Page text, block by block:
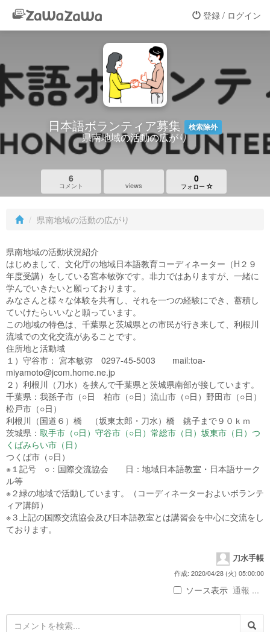
登録 / ログイン
日本語ボランティア募集 検索除外
県南地域の活動の広がり
6
コメント views
0
フォロー
県南地域の活動の広がり
県南地域の活動状況紹介
はじめまして、文化庁の地域日本語教育コーディネーター（H２９
年度受講）をしている宮本敏弥です。非力ではありますが、一緒に
学んでいきたいと願っております。
みなさんと様々な体験を共有し、それを一つの経験にでき、蓄積し
ていけたらいいなと願っています。
この地域の特色は、千葉県と茨城県との市民が行き来して、利根川
流域での文化交流があることです。
住所地と活動域
１）守谷市： 宮本敏弥 0297-45-5003 mail:toa-
miyamoto@jcom.home.ne.jp
２）利根川（刀水）を挟んで千葉県と茨城県南部が接しています。
千葉県：我孫子市（○日 柏市（○日）流山市（○日）野田市（○日）
松戸市（○日）
利根川（国道６）橋 （坂東太郎・刀水）橋 銚子まで９０ｋｍ
茨城県： 取手市（○日）守谷市（○日）常総市（日）坂東市（日）つ
くばみらい市（日）
つくば市（○日）
※１記号 ○：国際交流協会 日：地域日本語教室・日本語サーク
ル等
※２緑の地域で活動しています。（コーディネーターおよいボランテ
ィア講師）
※３上記の国際交流協会及び日本語教室とは講習会を中心に交流をし
ております。
刀水手帳
作成: 2020/04/28 (火) 05:00:00
ソース表示 通報 ...